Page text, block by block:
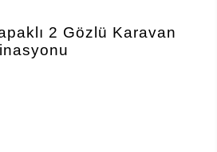
2 Gözlü Karavan